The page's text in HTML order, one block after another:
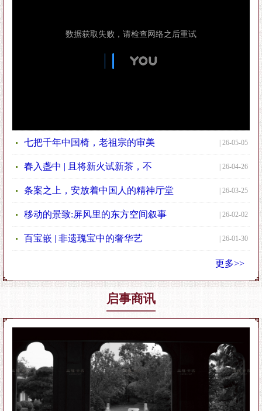
仙作·薪火相承,文脉不绝
△ 三福工匠手工雕刻写实
紫檀水龙纹宝座
△ 中堂家具场景布置
工致精微,栩栩如生
△ 三福工艺精赏
△ 传承·黄福华董事长
在父亲的指点下施展雕刻技艺
七把千年中国椅，老祖宗的审美 | 26-05-05
春入盏中 | 且将新火试新茶，不 | 26-04-26
条案之上，安放着中国人的精神厅堂 | 26-03-25
移动的景致:屏风里的东方空间叙事 | 26-02-02
百宝嵌 | 非遗瑰宝中的奢华艺 | 26-01-30
更多>>
启事商讯